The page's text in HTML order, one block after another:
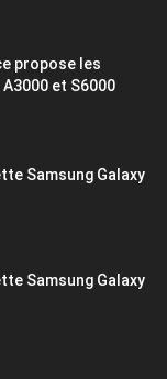
propose les
et S6000
Samsung Galaxy
Samsung Galaxy